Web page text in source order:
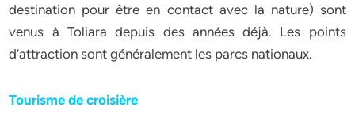
destination pour être en contact avec la nature) sont
venus à Toliara depuis des années déjà. Les points
d’attraction sont généralement les parcs nationaux.
Tourisme de croisière